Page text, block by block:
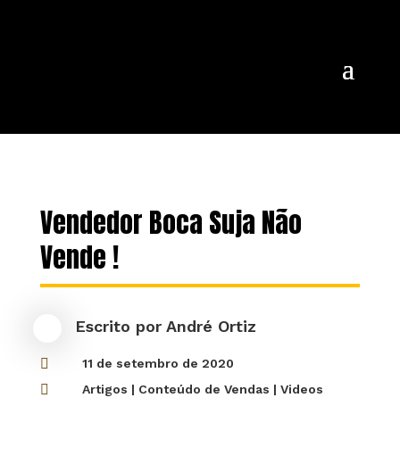
Vendedor Boca Suja Não
Vende !
Escrito por André Ortiz
 11 de setembro de 2020
 Artigos | Conteúdo de Vendas | Videos